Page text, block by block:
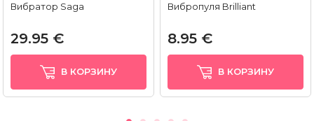
Вибратор Saga
29.95 €
В КОРЗИНУ
Вибропуля Brilliant
8.95 €
В КОРЗИНУ